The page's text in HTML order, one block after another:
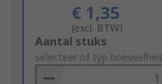
€ 1,35
(excl. BTW)
Add
to
Basket
Aantal stuks
selecteer of typ